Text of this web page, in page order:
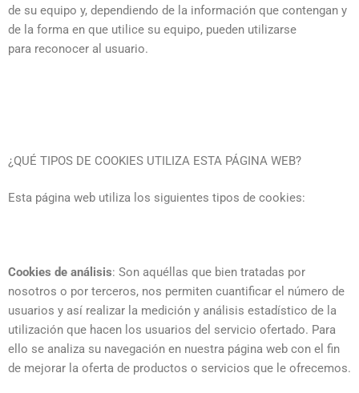
de su equipo y, dependiendo de la información que contengan y
de la forma en que utilice su equipo, pueden utilizarse
para reconocer al usuario.
¿QUÉ TIPOS DE COOKIES UTILIZA ESTA PÁGINA WEB?
Esta página web utiliza los siguientes tipos de cookies:
Cookies de análisis: Son aquéllas que bien tratadas por
nosotros o por terceros, nos permiten cuantificar el número de
usuarios y así realizar la medición y análisis estadístico de la
utilización que hacen los usuarios del servicio ofertado. Para
ello se analiza su navegación en nuestra página web con el fin
de mejorar la oferta de productos o servicios que le ofrecemos.